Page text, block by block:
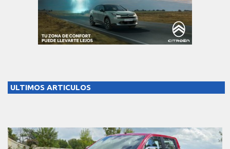
ULTIMOS ARTICULOS